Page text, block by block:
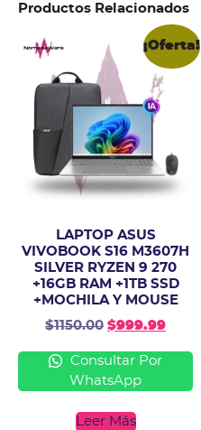
Productos Relacionados
¡Oferta!
LAPTOP ASUS
VIVOBOOK S16 M3607H
SILVER RYZEN 9 270
+16GB RAM +1TB SSD
+MOCHILA Y MOUSE
$1150.00 $999.99
Consultar Por
WhatsApp
Leer Más